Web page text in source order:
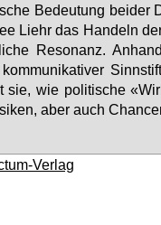
Be­deu­tung bei­der
Liehr das Han­deln
Re­so­nanz.
kom­mu­ni­ka­ti­ver
sie, wie po­li­ti­sche
aber auch
Verlag